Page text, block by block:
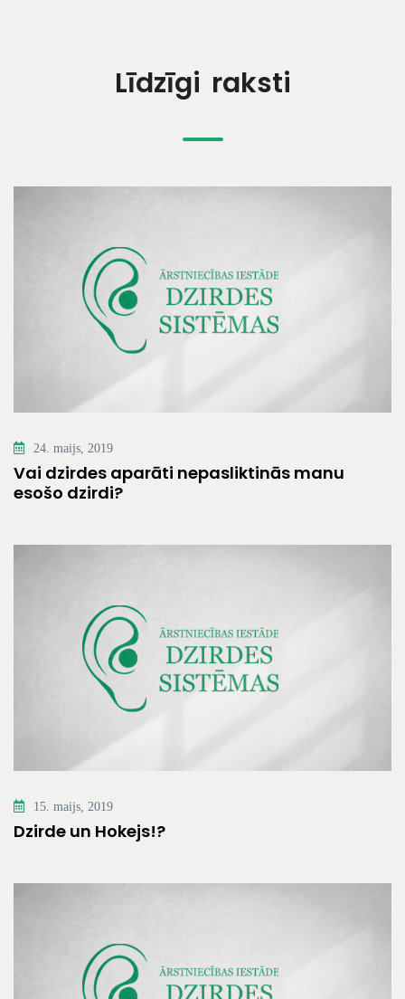
Līdzīgi raksti
24. maijs, 2019
Vai dzirdes aparāti nepasliktinās manu
esošo dzirdi?
15. maijs, 2019
Dzirde un Hokejs!?